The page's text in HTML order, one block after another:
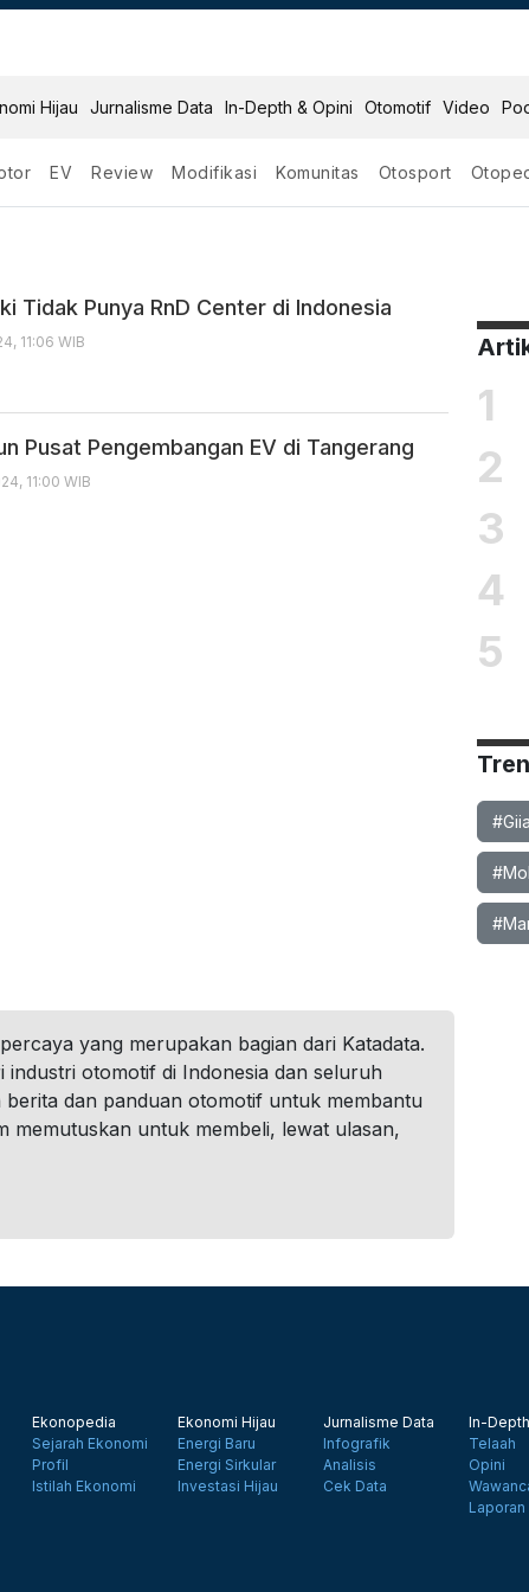
Hijau Jurnalisme Data In-Depth & Opini Otomotif Video
EV Review Modifikasi Komunitas Otosport
Tidak Punya RnD Center di Indonesia
11:06 WIB
Pusat Pengembangan EV di Tangerang
11:00 WIB
1
2
3
4
5
yang merupakan bagian dari Katadata.
otomotif di Indonesia dan seluruh
dan panduan otomotif untuk membantu
memutuskan untuk membeli, lewat ulasan,
Ekonopedia
Sejarah Ekonomi
Profil
Istilah Ekonomi
Ekonomi Hijau
Energi Baru
Energi Sirkular
Investasi Hijau
Jurnalisme Data
Infografik
Analisis
Cek Data
In-
Telaah
Opini
Laporan